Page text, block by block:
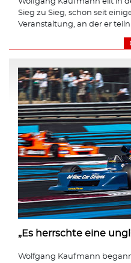
Sieg zu Sieg, schon seit
Veranstaltung, an der er
„Es herrschte eine
Wolfgang Kaufmann